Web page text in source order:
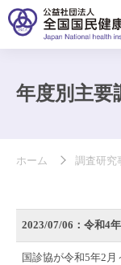
年度別主要
ホーム 調査研究
2023/07/06：令和4
国診協が令和5年2